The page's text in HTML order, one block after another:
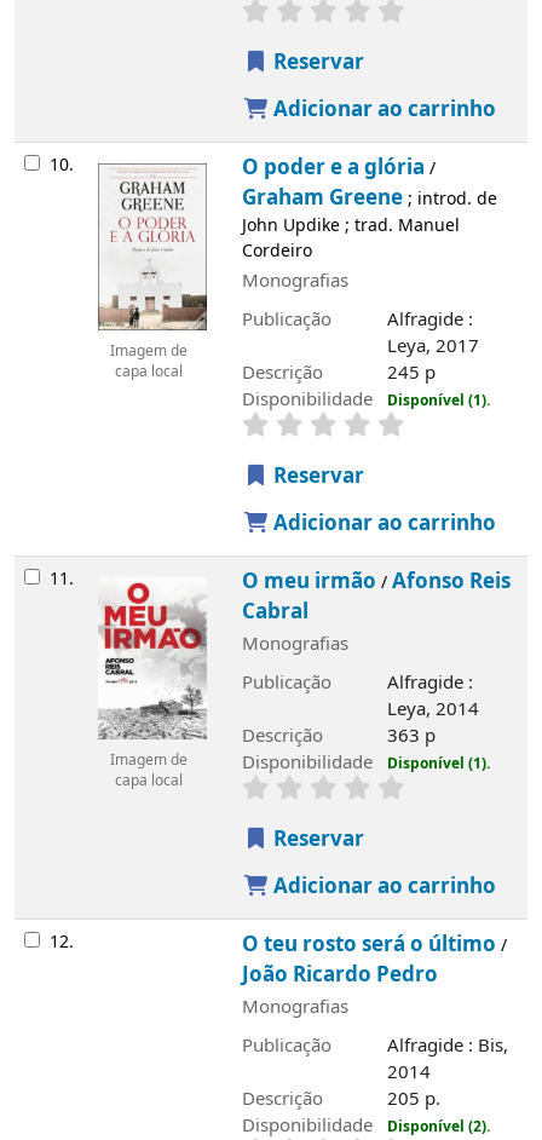
Reservar
Adicionar ao carrinho
10.
Imagem de
capa local
O poder e a glória /
Graham Greene; introd. de
John Updike ; trad. Manuel
Cordeiro
Monografias
Publicação
Alfragide :
Leya, 2017
Descrição
245 p
Disponibilidade
Disponível (1).
Reservar
Adicionar ao carrinho
11.
Imagem de
capa local
O meu irmão /Afonso Reis
Cabral
Monografias
Publicação
Alfragide :
Leya, 2014
Descrição
363 p
Disponibilidade
Disponível (1).
Reservar
Adicionar ao carrinho
12. O teu rosto será o último /
João Ricardo Pedro
Monografias
Publicação
Alfragide : Bis,
2014
Descrição
205 p.
Disponibilidade
Disponível (2).